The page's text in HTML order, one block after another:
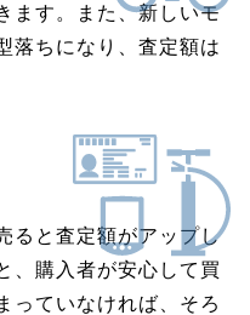
ます。また、新しいモ
落ちになり、査定額は
ると査定額がアップし
、購入者が安心して買
っていなければ、そろ